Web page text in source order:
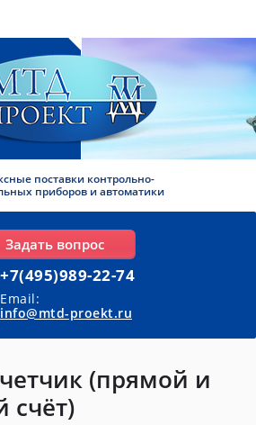
поставки контрольно-
приборов и автоматики
Задать вопрос
+7(495)989-22-74
Email:
info@mtd-proekt.ru
(прямой и
счёт)